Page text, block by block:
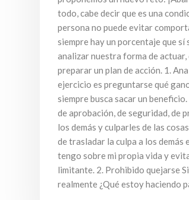
todo, cabe decir que es una
persona no puede evitar
siempre hay un porcentaje que sí
analizar nuestra forma de
preparar un plan de acción. 1.
ejercicio es preguntarse qué
siempre busca sacar un
de aprobación, de seguridad, de
los demás y culparles de las
de trasladar la culpa a los
tengo sobre mi propia vida y
limitante. 2. Prohibido quejarse
realmente ¿Qué estoy haciendo